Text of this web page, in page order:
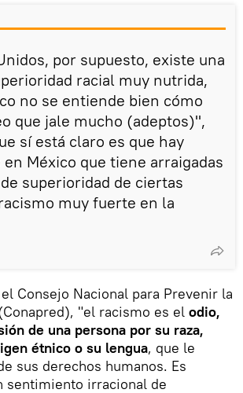
por supuesto, existe una
racial muy nutrida,
no se entiende bien cómo
que jale mucho (adeptos)",
sí está claro es que hay
México que tiene arraigadas
superioridad de ciertas
muy fuerte en la
Consejo Nacional para Prevenir la
"el racismo es el odio,
de una persona por su raza,
étnico o su lengua, que le
sus derechos humanos. Es
sentimiento irracional de